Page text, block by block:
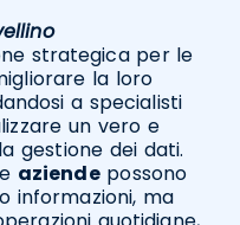
strategica per le
la loro
a specialisti
un vero e
gestione dei dati.
aziendepossono
informazioni, ma